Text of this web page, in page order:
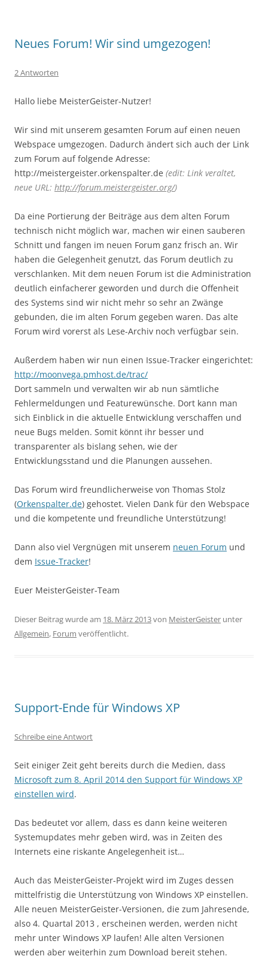
Neues Forum! Wir sind umgezogen!
2 Antworten
Hallo liebe MeisterGeister-Nutzer!
Wir sind mit unserem gesamten Forum auf einen neuen
Webspace umgezogen. Dadurch ändert sich auch der Link
zum Forum auf folgende Adresse:
http://meistergeister.orkenspalter.de (edit: Link veraltet,
neue URL: http://forum.meistergeister.org/)
Da eine Portierung der Beiträge aus dem alten Forum
technisch nicht möglich war, machen wir einen sauberen
Schnitt und fangen im neuen Forum ganz frisch an. Wir
haben die Gelegenheit genutzt, das Forum deutlich zu
verschlanken. Mit dem neuen Forum ist die Administration
deutlich einfacherer geworden und durch die Offenheit
des Systems sind wir nicht mehr so sehr an Zwänge
gebunden, die im alten Forum gegeben waren. Das alte
Forum wird vorerst als Lese-Archiv noch verfügbar sein.
Außerdem haben wir nun einen Issue-Tracker eingerichtet:
http://moonvega.pmhost.de/trac/
Dort sammeln und verwalten wir ab nun sämtliche
Fehlermeldungen und Featurewünsche. Dort kann man
sich Einblick in die aktuelle Entwicklung verschaffen und
neue Bugs melden. Somit könnt ihr besser und
transparenter als bislang sehen, wie der
Entwicklungsstand und die Planungen aussehen.
Das Forum wird freundlicherweise von Thomas Stolz
(Orkenspalter.de) gehostet. Vielen Dank für den Webspace
und die kompetente und freundliche Unterstützung!
Dann also viel Vergnügen mit unserem neuen Forum und
dem Issue-Tracker!
Euer MeisterGeister-Team
Dieser Beitrag wurde am 18. März 2013von MeisterGeister unter
Allgemein, Forum veröffentlicht.
Support-Ende für Windows XP
Schreibe eine Antwort
Seit einiger Zeit geht bereits durch die Medien, dass
Microsoft zum 8. April 2014 den Support für Windows XP
einstellen wird.
Das bedeutet vor allem, dass es dann keine weiteren
Systemupdates mehr geben wird, was in Zeiten des
Internets eine riskante Angelegenheit ist…
Auch das MeisterGeister-Projekt wird im Zuges dessen
mittelfristig die Unterstützung von Windows XP einstellen.
Alle neuen MeisterGeister-Versionen, die zum Jahresende,
also 4. Quartal 2013 , erscheinen werden, werden nicht
mehr unter Windows XP laufen! Alle alten Versionen
werden aber weiterhin zum Download bereit stehen.